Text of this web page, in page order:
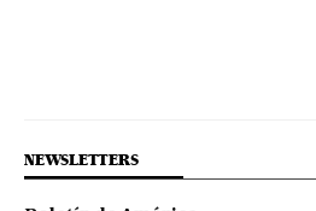
NEWSLETTERS